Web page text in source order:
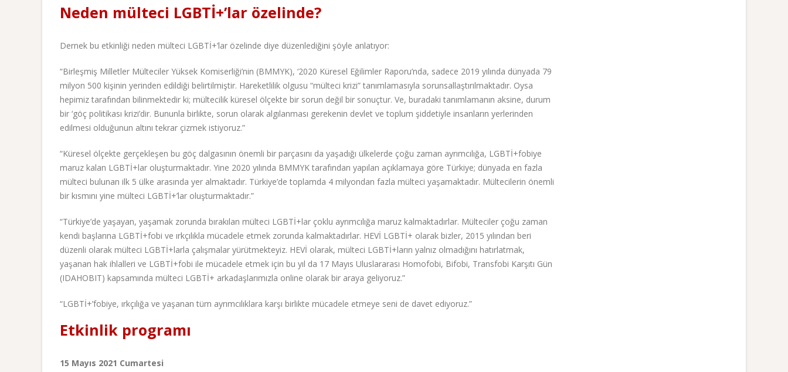
Neden mülteci LGBTİ+’lar özelinde?
Dernek bu etkinliği neden mülteci LGBTİ+’lar özelinde diye düzenlediğini şöyle anlatıyor:
“Birleşmiş Milletler Mülteciler Yüksek Komiserliği’nin (BMMYK), ‘2020 Küresel Eğilimler Raporu’nda, sadece 2019 yılında dünyada 79
milyon 500 kişinin yerinden edildiği belirtilmiştir. Hareketlilik olgusu “mülteci krizi” tanımlamasıyla sorunsallaştırılmaktadır. Oysa
hepimiz tarafından bilinmektedir ki; mültecilik küresel ölçekte bir sorun değil bir sonuçtur. Ve, buradaki tanımlamanın aksine, durum
bir ‘göç politikası krizi’dir. Bununla birlikte, sorun olarak algılanması gerekenin devlet ve toplum şiddetiyle insanların yerlerinden
edilmesi olduğunun altını tekrar çizmek istiyoruz.”
“Küresel ölçekte gerçekleşen bu göç dalgasının önemli bir parçasını da yaşadığı ülkelerde çoğu zaman ayrımcılığa, LGBTİ+fobiye
maruz kalan LGBTİ+lar oluşturmaktadır. Yine 2020 yılında BMMYK tarafından yapılan açıklamaya göre Türkiye; dünyada en fazla
mülteci bulunan ilk 5 ülke arasında yer almaktadır. Türkiye’de toplamda 4 milyondan fazla mülteci yaşamaktadır. Mültecilerin önemli
bir kısmını yine mülteci LGBTİ+’lar oluşturmaktadır.”
“Türkiye’de yaşayan, yaşamak zorunda bırakılan mülteci LGBTİ+lar çoklu ayrımcılığa maruz kalmaktadırlar. Mülteciler çoğu zaman
kendi başlarına LGBTİ+fobi ve ırkçılıkla mücadele etmek zorunda kalmaktadırlar. HEVİ LGBTİ+ olarak bizler, 2015 yılından beri
düzenli olarak mülteci LGBTİ+larla çalışmalar yürütmekteyiz. HEVİ olarak, mülteci LGBTİ+ların yalnız olmadığını hatırlatmak,
yaşanan hak ihlalleri ve LGBTİ+fobi ile mücadele etmek için bu yıl da 17 Mayıs Uluslararası Homofobi, Bifobi, Transfobi Karşıtı Gün
(IDAHOBIT) kapsamında mülteci LGBTİ+ arkadaşlarımızla online olarak bir araya geliyoruz.”
“LGBTİ+’fobiye, ırkçılığa ve yaşanan tüm ayrımcılıklara karşı birlikte mücadele etmeye seni de davet ediyoruz.”
Etkinlik programı
15 Mayıs 2021 Cumartesi